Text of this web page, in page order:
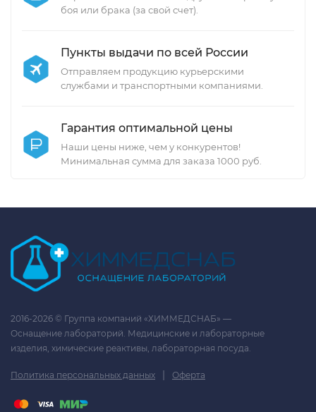
боя или брака (за свой счет).
Пункты выдачи по всей России
Отправляем продукцию курьерскими
службами и транспортными компаниями.
Гарантия оптимальной цены
Наши цены ниже, чем у конкурентов!
Минимальная сумма для заказа 1000 руб.
2016-2026 © Группа компаний «ХИММЕДСНАБ» —
Оснащение лабораторий. Медицинские и лабораторные
изделия, химические реактивы, лабораторная посуда.
Политика персональных данных | Оферта